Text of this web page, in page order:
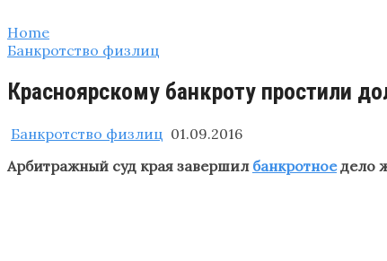
Home
Банкротство физлиц
Красноярскому банкроту простили
Банкротство физлиц 01.09.2016
Арбитражный суд края завершил банкротноедело